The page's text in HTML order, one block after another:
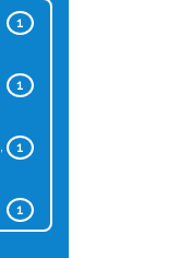
1
1
1
1